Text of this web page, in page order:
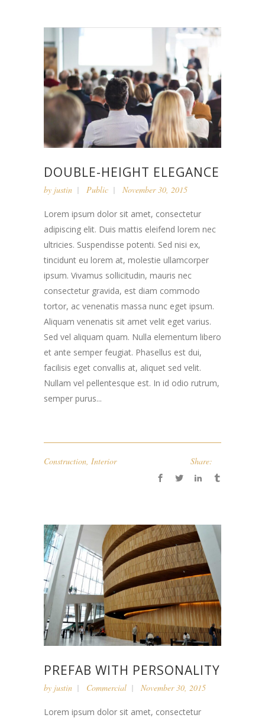
DOUBLE-HEIGHT ELEGANCE
by justin Public November 30, 2015
Lorem ipsum dolor sit amet, consectetur
adipiscing elit. Duis mattis eleifend lorem nec
ultricies. Suspendisse potenti. Sed nisi ex,
tincidunt eu lorem at, molestie ullamcorper
ipsum. Vivamus sollicitudin, mauris nec
consectetur gravida, est diam commodo
tortor, ac venenatis massa nunc eget ipsum.
Aliquam venenatis sit amet velit eget varius.
Sed vel aliquam quam. Nulla elementum libero
et ante semper feugiat. Phasellus est dui,
facilisis eget convallis at, aliquet sed velit.
Nullam vel pellentesque est. In id odio rutrum,
semper purus...
Construction, Interior Share:
PREFAB WITH PERSONALITY
by justin Commercial November 30, 2015
Lorem ipsum dolor sit amet, consectetur